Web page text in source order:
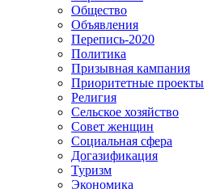
Общество
Объявления
Перепись-2020
Политика
Призывная кампания
Приоритетные проекты
Религия
Сельское хозяйство
Совет женщин
Социальная сфера
Догазификация
Туризм
Экономика